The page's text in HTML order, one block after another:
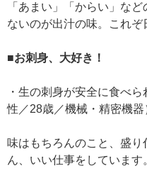
「あまい」「からい」な
ないのが出汁の味。これぞ
■お刺身、大好き！
・生の刺身が安全に食べ
性／28歳／機械・精密機器
味はもちろんのこと、盛
ん、いい仕事をしています